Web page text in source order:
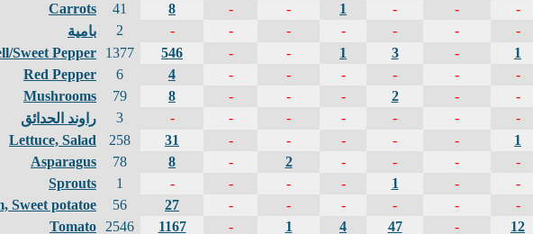
Carrots
41 8 - - 1 - - -
بامية
2 - - - - - - -
Sweet Pepper
1377 546 - - 1 3 - 1
Red Pepper
6 4 - - - - - -
Mushrooms
79 8 - - - 2 - -
راوند الحدائق
3 - - - - - - -
Lettuce, Salad
258 31 - - - - - 1
Asparagus
78 8 - 2 - - - -
Sprouts
1 - - - - 1 - -
Sweet potatoe
56 27 - - - - - -
Tomato
2546 1167 - 1 4 47 - 12